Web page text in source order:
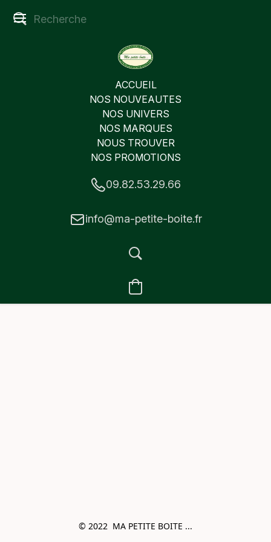
ACCUEIL
NOS NOUVEAUTES
NOS UNIVERS
NOS MARQUES
NOUS TROUVER
NOS PROMOTIONS
09.82.53.29.66
info@ma-petite-boite.fr
© 2022  MA PETITE BOITE ...